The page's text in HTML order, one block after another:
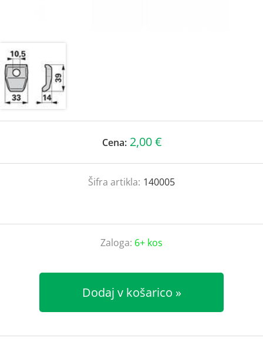
Cena: 2,00 €
Šifra artikla: 140005
Zaloga: 6+ kos
Dodaj v košarico